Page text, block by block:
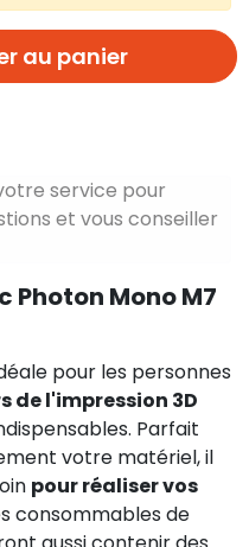
au panier
service pour
et vous conseiller
Mono M7
pour les personnes
de l'impression 3D
Parfait
votre matériel, il
pour réaliser vos
consommables de